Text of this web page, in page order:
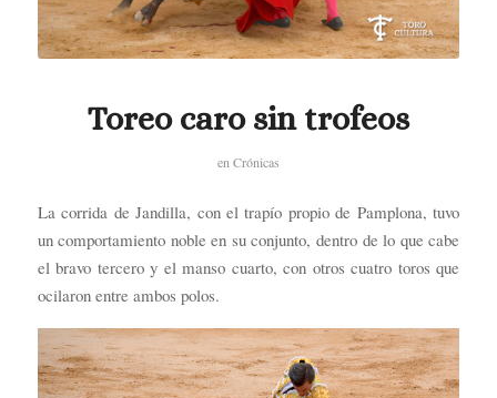
Toreo caro sin trofeos
en Crónicas
La corrida de Jandilla, con el trapío propio de Pamplona, tuvo
un comportamiento noble en su conjunto, dentro de lo que cabe
el bravo tercero y el manso cuarto, con otros cuatro toros que
ocilaron entre ambos polos.